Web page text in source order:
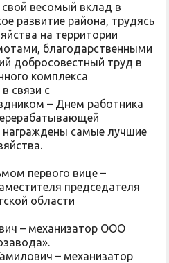
свой весомый вклад в
развитие района, трудясь
на территории
благодарственными
добросовестный труд в
комплекса
связи с
– Днем работника
самые лучшие
первого вице –
председателя
области
– механизатор ООО
– механизатор